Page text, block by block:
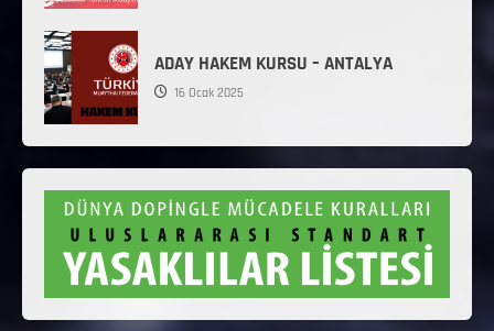
ADAY HAKEM KURSU – ANTALYA
16 Ocak 2025